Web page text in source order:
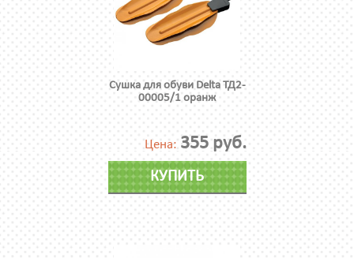
Сушка для обуви Delta ТД2-
00005/1 оранж
Цена: 355 руб.
КУПИТЬ